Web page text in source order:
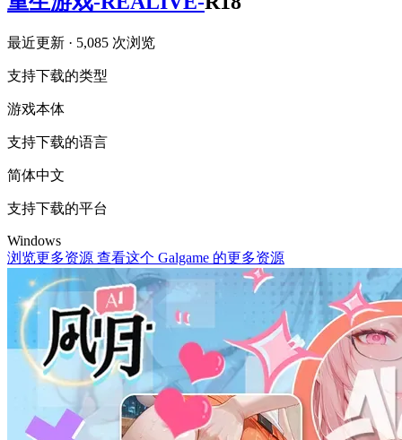
最近更新 · 5,085 次浏览
支持下载的类型
游戏本体
支持下载的语言
简体中文
支持下载的平台
Windows
浏览更多资源 查看这个 Galgame 的更多资源